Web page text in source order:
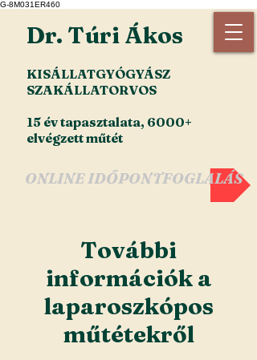
G-8M031ER460
ONLINE IDŐPONTFOGLALÁS
Dr. Túri Ákos
KISÁLLATGYÓGYÁSZ
SZAKÁLLATORVOS
15 év tapasztalata, 6000+
elvégzett műtét
További
információk a
laparoszkópos
műtétekről